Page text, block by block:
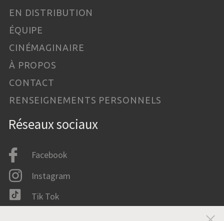
EN DISTRIBUTION
ÉQUIPE
CINÉMAGINAIRE
À PROPOS
CONTACT
RENSEIGNEMENTS PERSONNELS
Réseaux sociaux
Facebook
Instagram
Tik Tok